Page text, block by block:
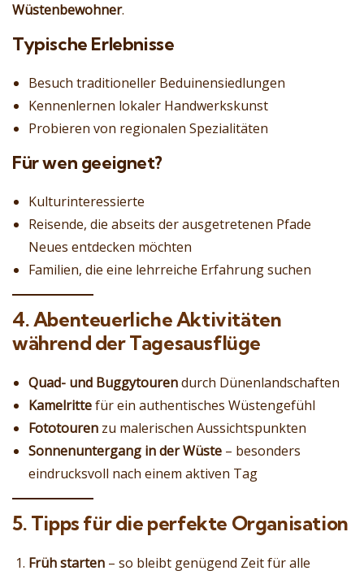
Wüstenbewohner.
Typische Erlebnisse
Besuch traditioneller Beduinensiedlungen
Kennenlernen lokaler Handwerkskunst
Probieren von regionalen Spezialitäten
Für wen geeignet?
Kulturinteressierte
Reisende, die abseits der ausgetretenen Pfade
Neues entdecken möchten
Familien, die eine lehrreiche Erfahrung suchen
4. Abenteuerliche Aktivitäten
während der Tagesausflüge
Quad- und Buggytourendurch Dünenlandschaften
Kamelrittefür ein authentisches Wüstengefühl
Fototouren zu malerischen Aussichtspunkten
Sonnenuntergang in der Wüste – besonders
eindrucksvoll nach einem aktiven Tag
5. Tipps für die perfekte Organisation
Früh starten – so bleibt genügend Zeit für alle